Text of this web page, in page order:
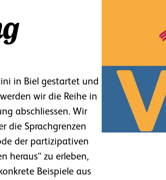
in Biel gestartet und
wir die Reihe in
abschliessen. Wir
die Sprachgrenzen
der partizipativen
heraus“ zu erleben,
Beispiele aus